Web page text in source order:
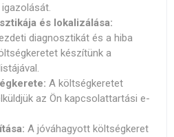
és lokalizálása:
diagnoszti­kát és a hiba
készítünk a
A költségkeretet
az Ön kapcsolattartási e-
A jóváhagyott költségkeret